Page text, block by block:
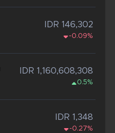
IDR 146,302
-0.09%
IDR 1,160,608,308
0.5%
IDR 1,348
-0.27%